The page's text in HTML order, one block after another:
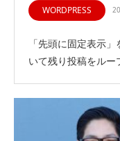
WORDPRESS
「先頭に固定表示
いて残り投稿をル